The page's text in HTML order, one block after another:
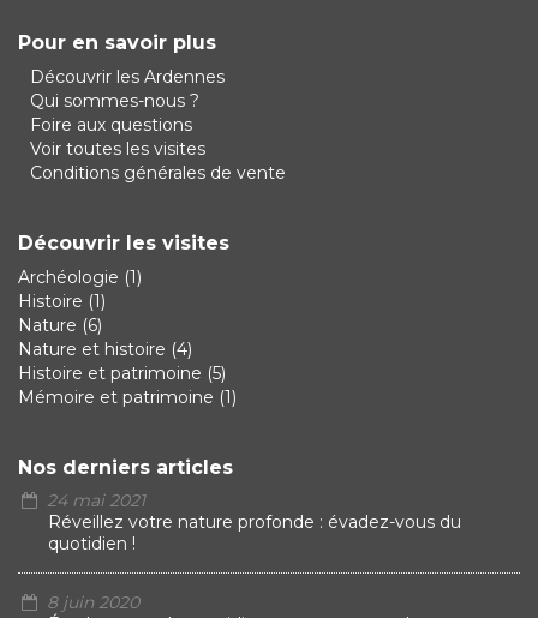
Pour en savoir plus
Découvrir les Ardennes
Qui sommes-nous ?
Foire aux questions
Voir toutes les visites
Conditions générales de vente
Découvrir les visites
Archéologie (1)
Histoire (1)
Nature (6)
Nature et histoire (4)
Histoire et patrimoine (5)
Mémoire et patrimoine (1)
Nos derniers articles
24 mai 2021
Réveillez votre nature profonde : évadez-vous du
quotidien !
8 juin 2020